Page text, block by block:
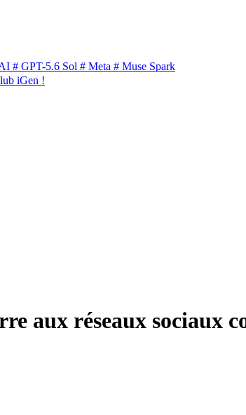
# GPT-5.6 Sol # Meta # Muse Spark
iGen !
aux réseaux sociaux